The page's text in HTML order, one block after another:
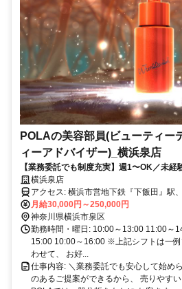
POLAの美容部員(ビューティー
ィーアドバイザー)_横浜泉店
【業務委託でも制度充実】週1〜OK／未
くお試し♪お客様も自分もキレイに／Wワー
横浜泉店
アクセス: 横浜市営地下鉄『下飯田』駅、相鉄線『ゆめが丘』駅から
バスで５分。
月給30,000円～250,000円
神奈川県横浜市泉区
勤務時間・曜日: 10:00～13:00 11:00～
15:00 10:00～16:00 ※上記シフトは一
わせて、 お好...
仕事内容: ＼業務委託でも安心して始め
のあるご提案ができるから、 売りやすい